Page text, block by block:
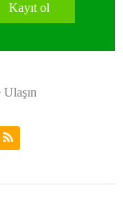
Kayıt ol